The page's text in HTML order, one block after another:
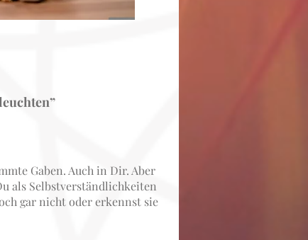
Gaben. Auch in Dir. Aber
als Selbstverständlichkeiten
gar nicht oder erkennst sie